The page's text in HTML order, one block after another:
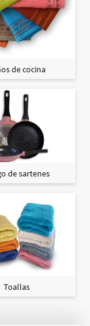
de cocina
de sartenes
Toallas